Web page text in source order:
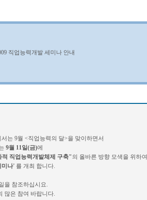
직업능력개발 세미나 안내
<직업능력의 달>을 맞이하면서
9월 11일(금)에
직업능력개발체제 구축"의 올바른 방향 모색을 위하여
미나'를 개최 합니다.
조하십시요.
참여 바랍니다.